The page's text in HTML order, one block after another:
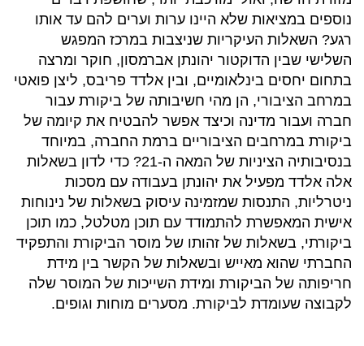
נוספים במציאות שלא היינו ערות וערים להם עד אותו
רגע? השאלות העיקריות שניצבות במרכז המפגש
השלישי שבין הדוקטור יהונתן אברמסון, חוקר ומרצה
בתחום יחסים בינלאומיים, ובין אלדד פריבס, ליצן פואטי
במרחב הציבורי, הן מהי חשיבותה של ביקורת עבור
חברה ועבור מדינה וכיצד אפשר להבטיח את קיומה של
ביקורת במרחבים הציבוריים ברמת החברה, במיוחד
בנסיבותיה הציניות של המאה ה-21? כדי לדון בשאלות
אלה אלדד מפעיל את יהונתן בעבודה עם מסכות
ניטרליות, התנסות שמזמינה עיסוק בשאלות של נינוחות
אישית המאפשרת להתמודד עם תוכן מטלטל, כמו תוכן
ביקורתי, בשאלות של זהותו של מוסר הביקורת והתפקיד
החברתי שהוא מאייש ובשאלות של הקשר בין מידת
חריפותה של הביקורת ומידת השייכות של המוסר שלה
לקבוצה שעומדת לביקורת. מסערים מוחות וגופים.